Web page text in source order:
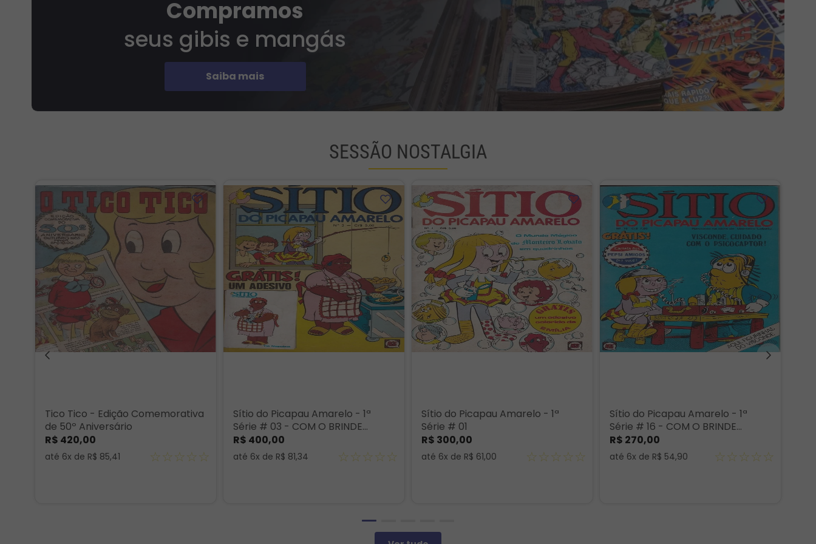
Compramos
seus gibis e mangás
Saiba mais
SESSÃO NOSTALGIA
Tico Tico - Edição Comemorativa
de 50º Aniversário
R$ 420,00
até 6x de R$ 85,41 ☆☆☆☆☆
Sítio do Picapau Amarelo - 1ª
Série # 03 - COM O BRINDE
ORIGINAL
R$ 400,00
até 6x de R$ 81,34 ☆☆☆☆☆
Sítio do Picapau Amarelo - 1ª
Série # 01
R$ 300,00
até 6x de R$ 61,00 ☆☆☆☆☆
Sítio do Picapau Amarelo - 1ª
Série # 16 - COM O BRINDE
ORIGINAL
R$ 270,00
até 6x de R$ 54,90 ☆☆☆☆☆